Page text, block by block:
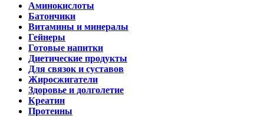
Аминокислоты
Батончики
Витамины и минералы
Гейнеры
Готовые напитки
Диетические продукты
Для связок и суставов
Жиросжигатели
Здоровье и долголетие
Креатин
Протеины